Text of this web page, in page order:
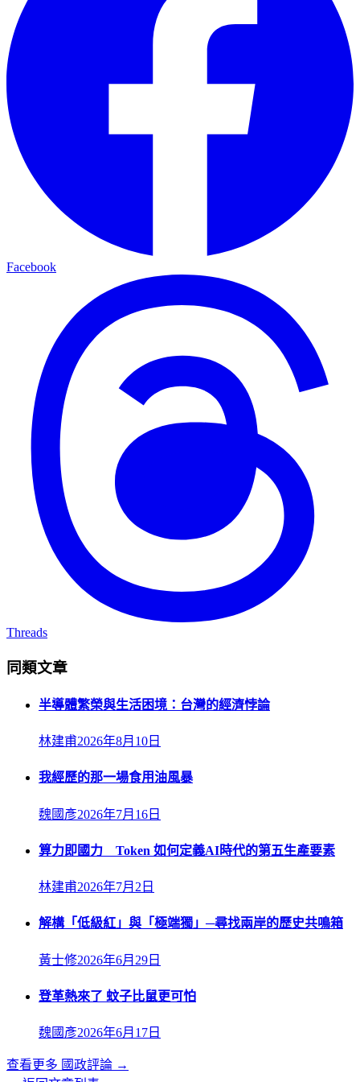
Facebook
Threads
同類文章
半導體繁榮與生活困境：台灣的經濟悖論
林建甫2026年8月10日
我經歷的那一場食用油風暴
魏國彥2026年7月16日
算力即國力 Token 如何定義AI時代的第五生產要素
林建甫2026年7月2日
解構「低級紅」與「極端獨」─尋找兩岸的歷史共鳴箱
黃士修2026年6月29日
登革熱來了 蚊子比鼠更可怕
魏國彥2026年6月17日
查看更多 國政評論 →